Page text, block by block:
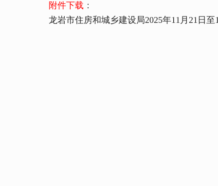
附件下载 ：
龙岩市住房和城乡建设局2025年11月21日